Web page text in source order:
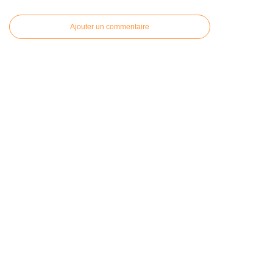
Ajouter un commentaire